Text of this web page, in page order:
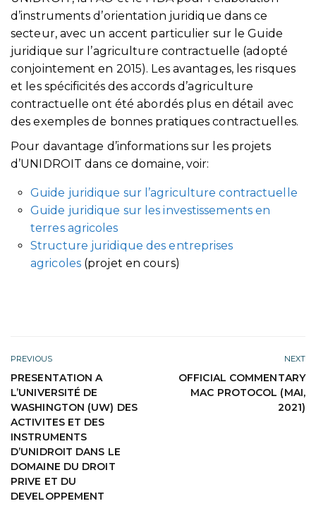
d’instruments d’orientation juridique dans ce
secteur, avec un accent particulier sur le Guide
juridique sur l’agriculture contractuelle (adopté
conjointement en 2015). Les avantages, les risques
et les spécificités des accords d’agriculture
contractuelle ont été abordés plus en détail avec
des exemples de bonnes pratiques contractuelles.
Pour davantage d’informations sur les projets
d’UNIDROIT dans ce domaine, voir:
Guide juridique sur l’agriculture contractuelle
Guide juridique sur les investissements en
terres agricoles
Structure juridique des entreprises
agricoles(projet en cours)
PREVIOUS
PRESENTATION A
L’UNIVERSITÉ DE
WASHINGTON (UW) DES
ACTIVITES ET DES
INSTRUMENTS
D’UNIDROIT DANS LE
DOMAINE DU DROIT
PRIVE ET DU
DEVELOPPEMENT
NEXT
OFFICIAL COMMENTARY
MAC PROTOCOL (MAI,
2021)